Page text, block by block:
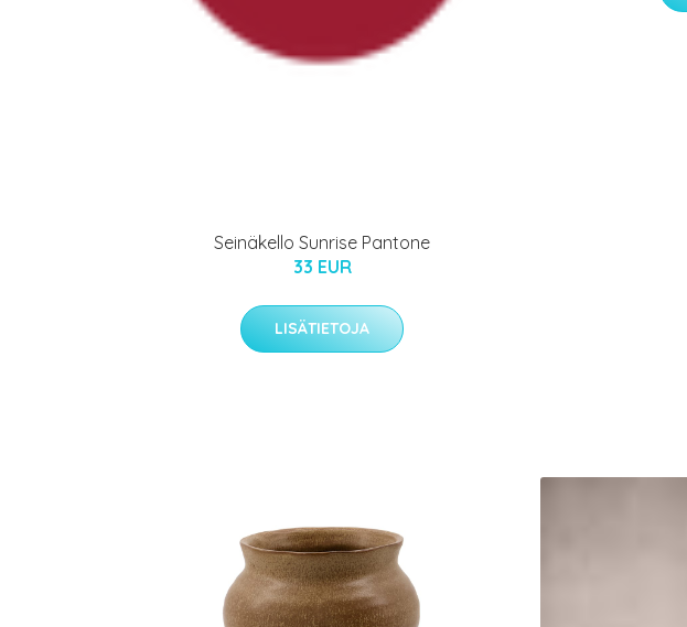
Seinäkello Sunrise Pantone
33 EUR
LISÄTIETOJA